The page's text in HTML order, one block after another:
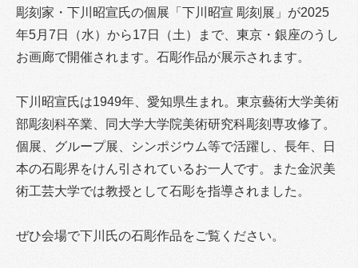
彫刻家・下川昭宣氏の個展「下川昭宣 彫刻展」が2025
年5月7日（水）から17日（土）まで、東京・銀座のうし
お画廊で開催されます。石彫作品が展示されます。
下川昭宣氏は1949年、愛知県生まれ。東京藝術大学美術
部彫刻科卒業、同大学大学院美術研究科彫刻専攻修了。
個展、グループ展、シンポジウム等で活躍し、長年、日
本の石彫界をけん引されているお一人です。また金沢美
術工芸大学では教授として石彫を指導されました。
ぜひ会場で下川氏の石彫作品をご覧ください。